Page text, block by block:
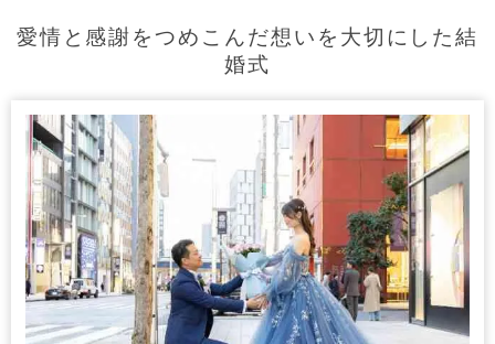
愛情と感謝をつめこんだ想いを大切にした結
婚式